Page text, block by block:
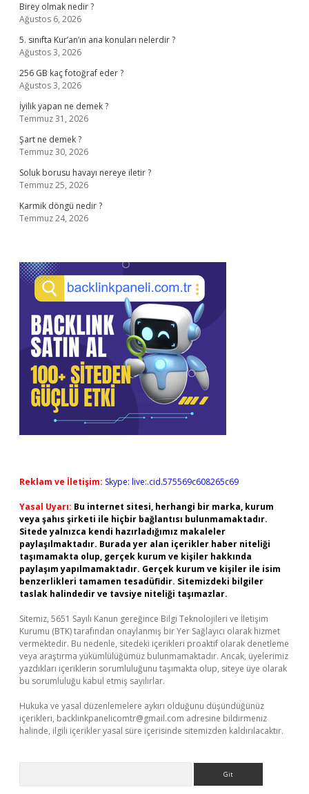
Birey olmak nedir ?
Ağustos 6, 2026
5. sınıfta Kur’an’ın ana konuları nelerdir ?
Ağustos 3, 2026
256 GB kaç fotoğraf eder ?
Ağustos 3, 2026
İyilik yapan ne demek ?
Temmuz 31, 2026
Şart ne demek ?
Temmuz 30, 2026
Soluk borusu havayı nereye iletir ?
Temmuz 25, 2026
Karmik döngü nedir ?
Temmuz 24, 2026
Reklam ve İletişim: Skype: live:.cid.575569c608265c69
Yasal Uyarı: Bu internet sitesi, herhangi bir marka, kurum
veya şahıs şirketi ile hiçbir bağlantısı bulunmamaktadır.
Sitede yalnızca kendi hazırladığımız makaleler
paylaşılmaktadır. Burada yer alan içerikler haber niteliği
taşımamakta olup, gerçek kurum ve kişiler hakkında
paylaşım yapılmamaktadır. Gerçek kurum ve kişiler ile isim
benzerlikleri tamamen tesadüfidir. Sitemizdeki bilgiler
taslak halindedir ve tavsiye niteliği taşımazlar.
Sitemiz, 5651 Sayılı Kanun gereğince Bilgi Teknolojileri ve İletişim
Kurumu (BTK) tarafından onaylanmış bir Yer Sağlayıcı olarak hizmet
vermektedir. Bu nedenle, sitedeki içerikleri proaktif olarak denetleme
veya araştırma yükümlülüğümüz bulunmamaktadır. Ancak, üyelerimiz
yazdıkları içeriklerin sorumluluğunu taşımakta olup, siteye üye olarak
bu sorumluluğu kabul etmiş sayılırlar.
Hukuka ve yasal düzenlemelere aykırı olduğunu düşündüğünüz
içerikleri, backlinkpanelicomtr@gmail.com adresine bildirmeniz
halinde, ilgili içerikler yasal süre içerisinde sitemizden kaldırılacaktır.